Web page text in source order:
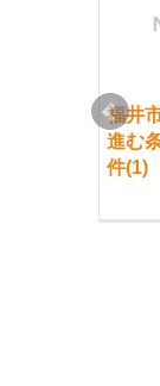
福井
進む
件(1)